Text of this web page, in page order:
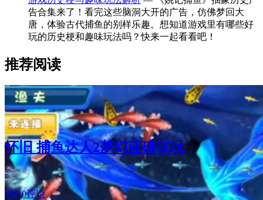
告合集来了！看完这些脑洞大开的广告，仿佛梦回大
唐，体验古代捕鱼的别样乐趣。想知道游戏里有哪些好
玩的历史梗和趣味玩法吗？快来一起看看吧！
推荐阅读
怀旧 捕鱼达人2梦幻蓝礁试玩
-
0赞·0评论